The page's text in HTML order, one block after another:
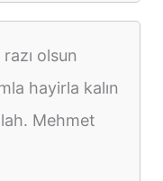
olsun
hayirla kalın
Mehmet